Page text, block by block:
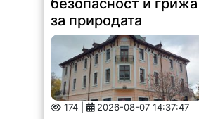
174 | 2026-08-07 14:37:47
Обръщение и поздрав на
директора на Северозападно
държавно предприятие – ДП